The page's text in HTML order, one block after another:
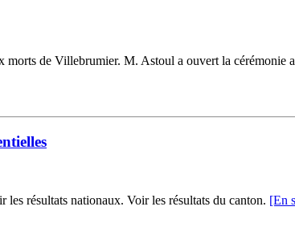
de Villebrumier. M. Astoul a ouvert la cérémonie
résultats nationaux. Voir les résultats du canton. [En